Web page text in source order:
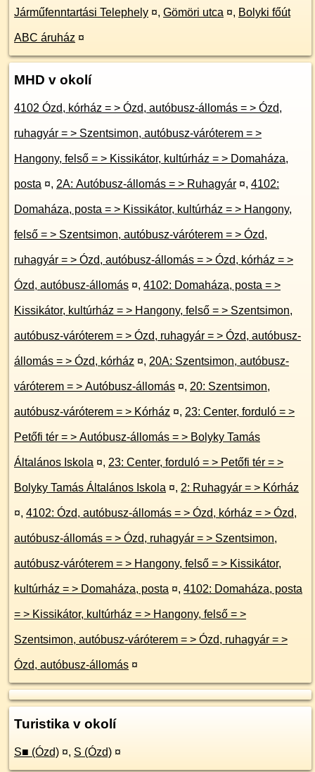
Járműfenntartási Telephely ¤, Gömöri utca ¤, Bolyki főút
ABC áruház ¤
MHD v okolí
4102 Ózd, kórház = > Ózd, autóbusz-állomás = > Ózd,
ruhagyár = > Szentsimon, autóbusz-váróterem = >
Hangony, felső = > Kissikátor, kultúrház = > Domaháza,
posta ¤, 2A: Autóbusz-állomás = > Ruhagyár ¤, 4102:
Domaháza, posta = > Kissikátor, kultúrház = > Hangony,
felső = > Szentsimon, autóbusz-váróterem = > Ózd,
ruhagyár = > Ózd, autóbusz-állomás = > Ózd, kórház = >
Ózd, autóbusz-állomás ¤, 4102: Domaháza, posta = >
Kissikátor, kultúrház = > Hangony, felső = > Szentsimon,
autóbusz-váróterem = > Ózd, ruhagyár = > Ózd, autóbusz-
állomás = > Ózd, kórház ¤, 20A: Szentsimon, autóbusz-
váróterem = > Autóbusz-állomás ¤, 20: Szentsimon,
autóbusz-váróterem = > Kórház ¤, 23: Center, forduló = >
Petőfi tér = > Autóbusz-állomás = > Bolyky Tamás
Általános Iskola ¤, 23: Center, forduló = > Petőfi tér = >
Bolyky Tamás Általános Iskola ¤, 2: Ruhagyár = > Kórház
¤, 4102: Ózd, autóbusz-állomás = > Ózd, kórház = > Ózd,
autóbusz-állomás = > Ózd, ruhagyár = > Szentsimon,
autóbusz-váróterem = > Hangony, felső = > Kissikátor,
kultúrház = > Domaháza, posta ¤, 4102: Domaháza, posta
= > Kissikátor, kultúrház = > Hangony, felső = >
Szentsimon, autóbusz-váróterem = > Ózd, ruhagyár = >
Ózd, autóbusz-állomás ¤
Turistika v okolí
S■ (Ózd) ¤, S (Ózd) ¤